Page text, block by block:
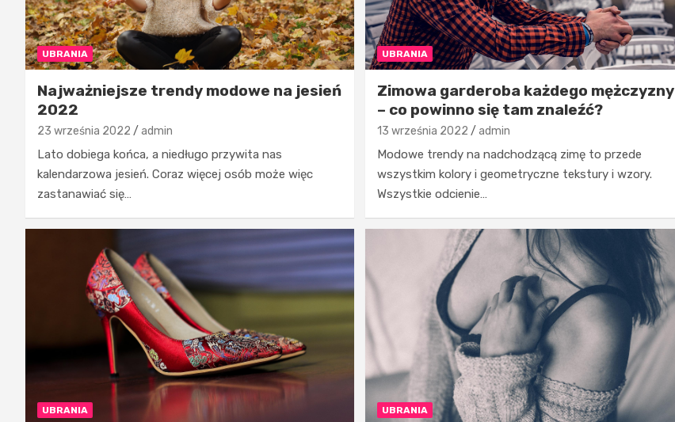
UBRANIA
Najważniejsze trendy modowe na jesień
2022
23 września 2022 admin
Lato dobiega końca, a niedługo przywita nas
kalendarzowa jesień. Coraz więcej osób może więc
zastanawiać się…
UBRANIA
Zimowa garderoba każdego mężczyzny
– co powinno się tam znaleźć?
13 września 2022 admin
Modowe trendy na nadchodzącą zimę to przede
wszystkim kolory i geometryczne tekstury i wzory.
Wszystkie odcienie…
UBRANIA UBRANIA